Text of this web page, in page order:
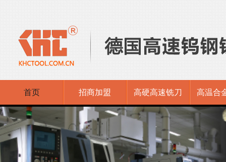
首页 招商加盟 高硬高速铣刀 高温合